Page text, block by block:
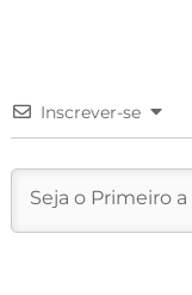
Inscrever-se